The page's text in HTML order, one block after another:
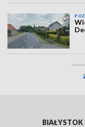
BIAŁYSTOK